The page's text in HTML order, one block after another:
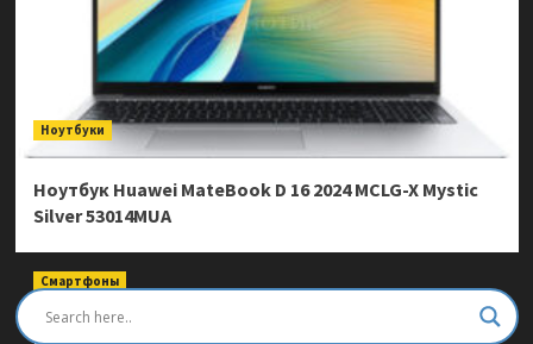
Ноутбуки
Ноутбук Huawei MateBook D 16 2024 MCLG-X Mystic
Silver 53014MUA
Смартфоны
Смартфон Ulefone Armor Mini 20 Pro 8/256Gb